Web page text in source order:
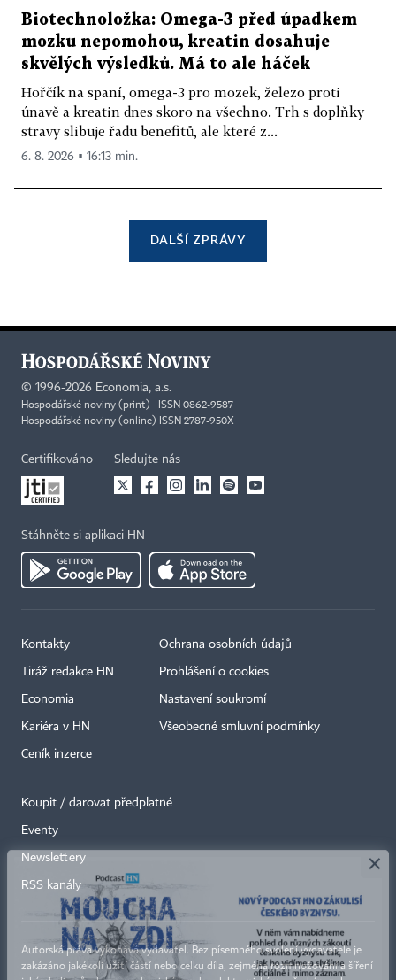
Biotechnoložka: Omega-3 před úpadkem
mozku nepomohou, kreatin dosahuje
skvělých výsledků. Má to ale háček
Hořčík na spaní, omega-3 pro mozek, železo proti
únavě a kreatin dnes skoro na všechno. Trh s doplňky
stravy slibuje řadu benefitů, ale které z...
6. 8. 2026 ▪ 16:13 min.
DALŠÍ ZPRÁVY
© 1996-2026 Economia, a.s.
Hospodářské noviny (print) ISSN 0862-9587
Hospodářské noviny (online) ISSN 2787-950X
Certifikováno Sledujte nás
Stáhněte si aplikaci HN
Kontakty
Tiráž redakce HN
Economia
Kariéra v HN
Ceník inzerce
Ochrana osobních údajů
Prohlášení o cookies
Nastavení soukromí
Všeobecné smluvní podmínky
Koupit / darovat předplatné
Eventy
Newslettery
RSS kanály
Autorská práva vykonává vydavatel. Bez písemného svolení vydavatele je
zakázáno jakékoli užití částí nebo celku díla, zejména rozmnožování a šíření